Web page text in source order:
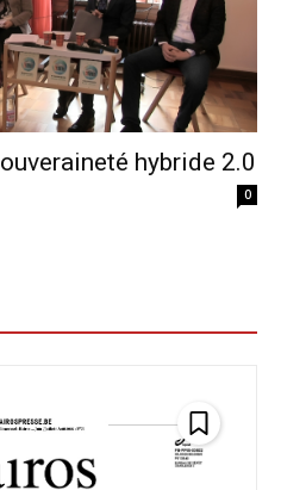
hybride 2.0
0